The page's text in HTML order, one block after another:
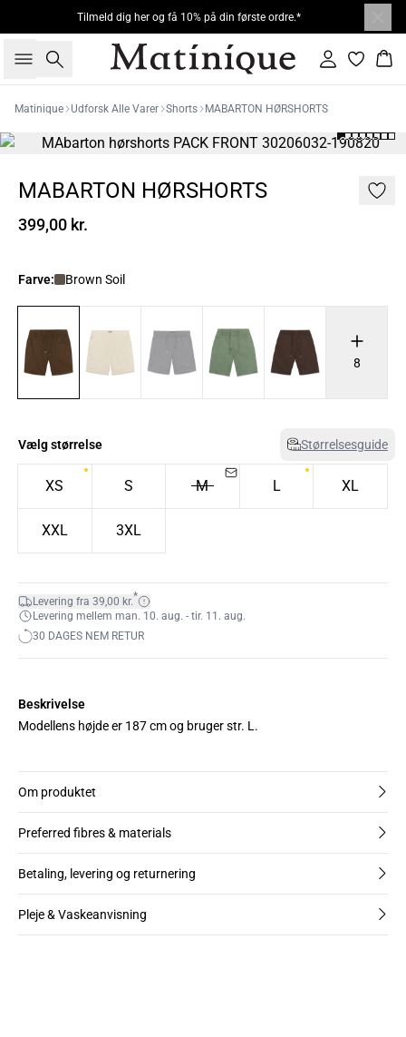
Tilmeld dig her og få 10% på din første ordre.*
Søg Log ind
Matinique Udforsk Alle Varer Shorts MABARTON HØRSHORTS
MABARTON HØRSHORTS
399,00 kr.
Farve: Brown Soil
8
Vælg størrelse Størrelsesguide
XS S M L XL
XXL 3XL
Levering fra 39,00 kr.*
Levering mellem man. 10. aug. - tir. 11. aug.
30 DAGES NEM RETUR
Beskrivelse
Modellens højde er 187 cm og bruger str. L.
Om produktet
Preferred fibres & materials
Betaling, levering og returnering
Pleje & Vaskeanvisning